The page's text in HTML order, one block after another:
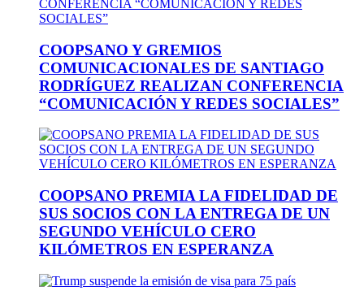
COOPSANO Y GREMIOS
COMUNICACIONALES DE SANTIAGO
RODRÍGUEZ REALIZAN CONFERENCIA
“COMUNICACIÓN Y REDES SOCIALES”
COOPSANO PREMIA LA FIDELIDAD DE
SUS SOCIOS CON LA ENTREGA DE UN
SEGUNDO VEHÍCULO CERO
KILÓMETROS EN ESPERANZA